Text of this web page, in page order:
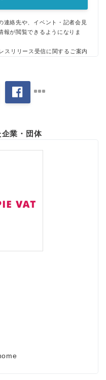
連絡先や、イベント・記者会見
報が閲覧できるようになりま
スリリース受信に関するご案内
業・団体